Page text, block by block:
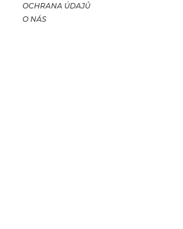
OCHRANA ÚDAJŮ
O NÁS